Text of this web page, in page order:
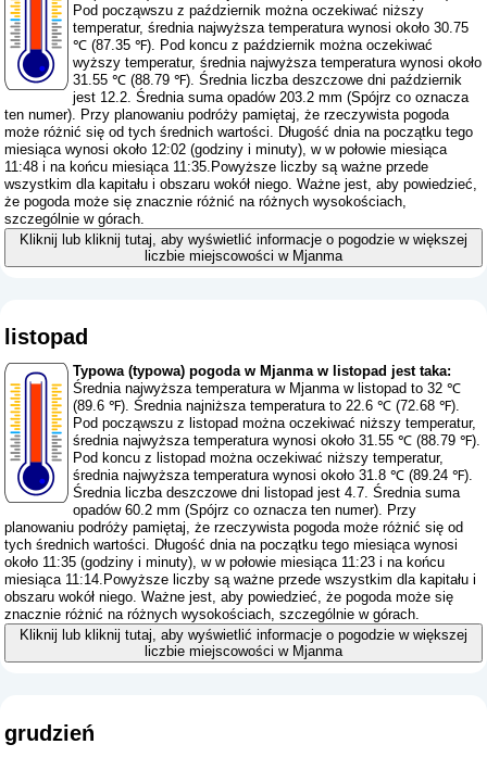
Pod począwszu z październik można oczekiwać niższy
temperatur, średnia najwyższa temperatura wynosi około 30.75
℃ (87.35 ℉). Pod koncu z październik można oczekiwać
wyższy temperatur, średnia najwyższa temperatura wynosi około
31.55 ℃ (88.79 ℉). Średnia liczba deszczowe dni październik
jest 12.2. Średnia suma opadów 203.2 mm (Spójrz co oznacza
ten numer). Przy planowaniu podróży pamiętaj, że rzeczywista pogoda
może różnić się od tych średnich wartości. Długość dnia na początku tego
miesiąca wynosi około 12:02 (godziny i minuty), w w połowie miesiąca
11:48 i na końcu miesiąca 11:35.Powyższe liczby są ważne przede
wszystkim dla kapitału i obszaru wokół niego. Ważne jest, aby powiedzieć,
że pogoda może się znacznie różnić na różnych wysokościach,
szczególnie w górach.
Kliknij lub kliknij tutaj, aby wyświetlić informacje o pogodzie w większej
liczbie miejscowości w Mjanma
listopad
Typowa (typowa) pogoda w Mjanma w listopad jest taka:
Średnia najwyższa temperatura w Mjanma w listopad to 32 ℃
(89.6 ℉). Średnia najniższa temperatura to 22.6 ℃ (72.68 ℉).
Pod począwszu z listopad można oczekiwać niższy temperatur,
średnia najwyższa temperatura wynosi około 31.55 ℃ (88.79 ℉).
Pod koncu z listopad można oczekiwać niższy temperatur,
średnia najwyższa temperatura wynosi około 31.8 ℃ (89.24 ℉).
Średnia liczba deszczowe dni listopad jest 4.7. Średnia suma
opadów 60.2 mm (Spójrz co oznacza ten numer). Przy
planowaniu podróży pamiętaj, że rzeczywista pogoda może różnić się od
tych średnich wartości. Długość dnia na początku tego miesiąca wynosi
około 11:35 (godziny i minuty), w w połowie miesiąca 11:23 i na końcu
miesiąca 11:14.Powyższe liczby są ważne przede wszystkim dla kapitału i
obszaru wokół niego. Ważne jest, aby powiedzieć, że pogoda może się
znacznie różnić na różnych wysokościach, szczególnie w górach.
Kliknij lub kliknij tutaj, aby wyświetlić informacje o pogodzie w większej
liczbie miejscowości w Mjanma
grudzień